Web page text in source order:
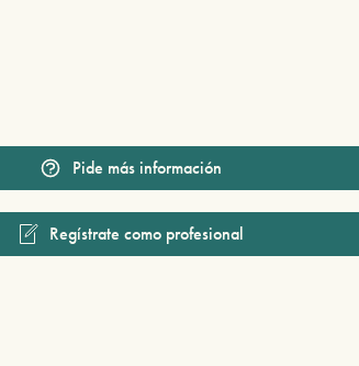
Pide más información
Regístrate como profesional